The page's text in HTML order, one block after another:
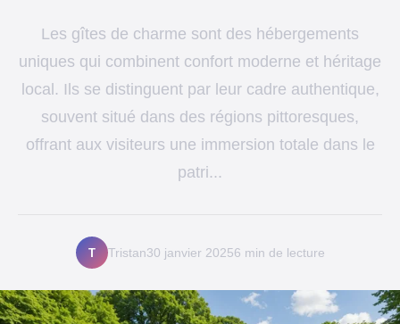
Les gîtes de charme sont des hébergements
uniques qui combinent confort moderne et héritage
local. Ils se distinguent par leur cadre authentique,
souvent situé dans des régions pittoresques,
offrant aux visiteurs une immersion totale dans le
patri...
T Tristan30 janvier 20256 min de lecture